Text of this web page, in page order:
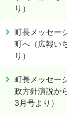
り）
町長メッセー
町へ（広報い
り）
町長メッセー
政方針演説か
3月号より）